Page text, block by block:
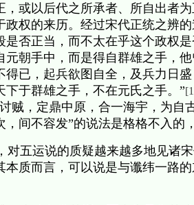
，或以后代之所承者、所自出者为
政权的来历。经过宋代正统之辨
是否正当，而不太在乎这个政权
元朝手中，而是得自群雄之手，
得已，起兵欲图自全，及兵力日
于群雄之手，不在元氏之手。”
贼，定鼎中原，合一海宇，为自
，间不容发”的说法是格格不入的
对五运说的质疑越来越多地见诸
本质而言，可以说是与谶纬一路